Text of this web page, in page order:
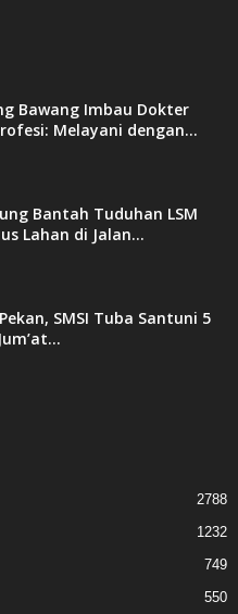
Bawang Imbau Dokter
Melayani dengan...
Bantah Tuduhan LSM
Lahan di Jalan...
SMSI Tuba Santuni 5
2788
1232
749
550